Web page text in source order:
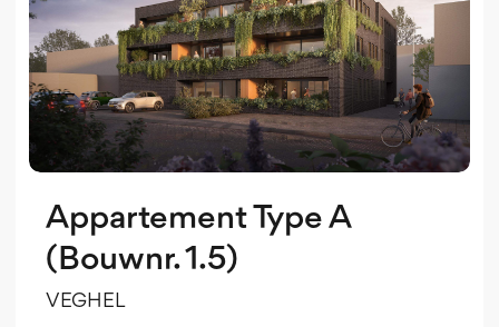
Appartement Type A
(Bouwnr. 1.5)
VEGHEL